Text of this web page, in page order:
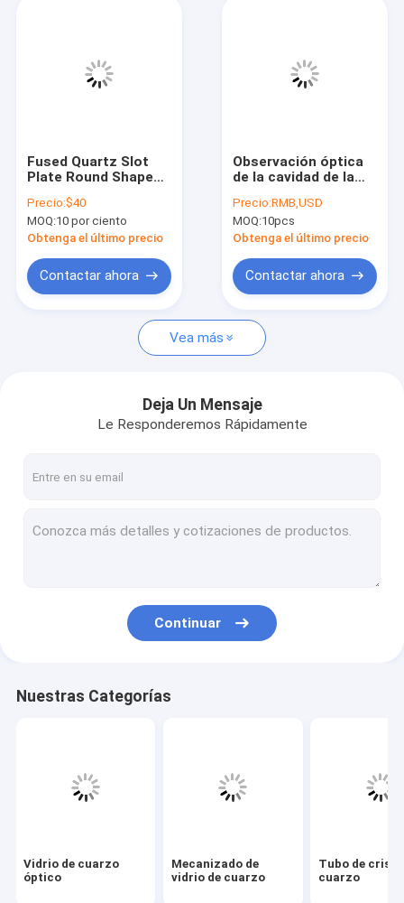
Los vídeos
Control de calidad
Contacta con nosotros
Casos de trabajo
Vidrio de cuarzo óptico
Tubo de vidrio de borosilicato
Piezas de repuesto para láser
Aparato de cuarzo
Piezas de vidrio personalizadas
Fused Quartz Slot
Plate Round Shape
Precio:$40
MOQ:10 por ciento
Obtenga el último precio
Contactar ahora
Observación óptica
de la cavidad de la
cuarzo Sio2
Precio:RMB,USD
MOQ:10pcs
Obtenga el último precio
Contactar ahora
Vea más
Deja Un Mensaje
Le Responderemos Rápidamente
Continuar
Nuestras Categorías
Vidrio de cuarzo
óptico
Mecanizado de
vidrio de cuarzo
Tubo de
cuarzo